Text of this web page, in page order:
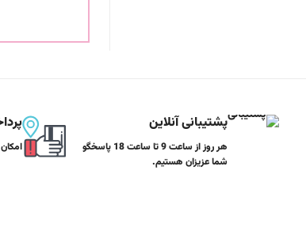
پشتیبانی آنلاین
هر روز از ساعت 9 تا ساعت 18 پاسخگو
شما عزیزان هستیم.